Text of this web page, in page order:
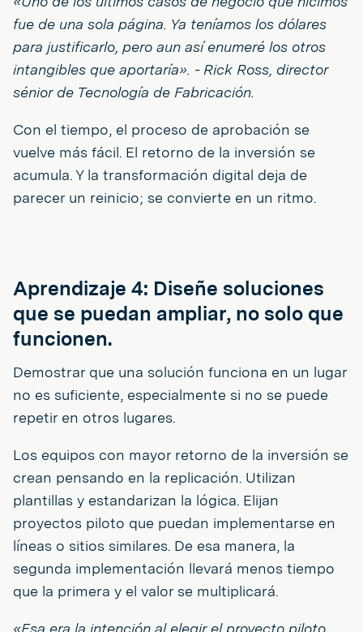
fue de una sola página. Ya teníamos los dólares
para justificarlo, pero aun así enumeré los otros
intangibles que aportaría». - Rick Ross, director
sénior de Tecnología de Fabricación.
Con el tiempo, el proceso de aprobación se
vuelve más fácil. El retorno de la inversión se
acumula. Y la transformación digital deja de
parecer un reinicio; se convierte en un ritmo.
Aprendizaje 4: Diseñe soluciones
que se puedan ampliar, no solo que
funcionen.
Demostrar que una solución funciona en un lugar
no es suficiente, especialmente si no se puede
repetir en otros lugares.
Los equipos con mayor retorno de la inversión se
crean pensando en la replicación. Utilizan
plantillas y estandarizan la lógica. Elijan
proyectos piloto que puedan implementarse en
líneas o sitios similares. De esa manera, la
segunda implementación llevará menos tiempo
que la primera y el valor se multiplicará.
«Esa era la intención al elegir el proyecto piloto...